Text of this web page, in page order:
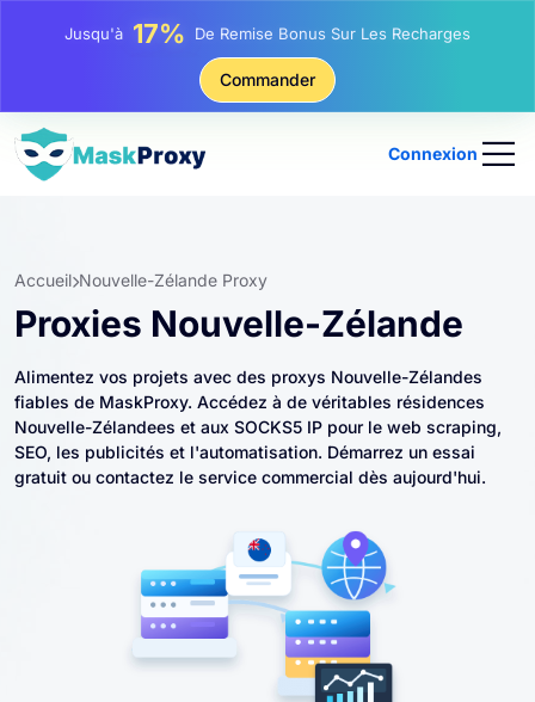
Jusqu'à25%Remise Sur Les Achats Statiques IP
Remise Sur Les Achats Tournants IP
Commander
Connexion
Accueil Nouvelle-Zélande Proxy
Proxies Nouvelle-Zélande
Alimentez vos projets avec des proxys Nouvelle-Zélandes
fiables de MaskProxy. Accédez à de véritables résidences
Nouvelle-Zélandees et aux SOCKS5 IP pour le web scraping,
SEO, les publicités et l'automatisation. Démarrez un essai
gratuit ou contactez le service commercial dès aujourd'hui.